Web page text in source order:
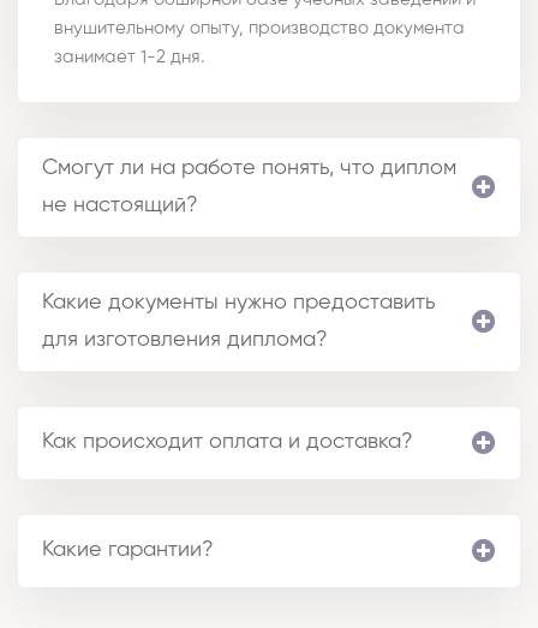
внушительному опыту, производство документа
занимает 1-2 дня.
Смогут ли на работе понять, что диплом
не настоящий?
Какие документы нужно предоставить
для изготовления диплома?
Как происходит оплата и доставка?
Какие гарантии?